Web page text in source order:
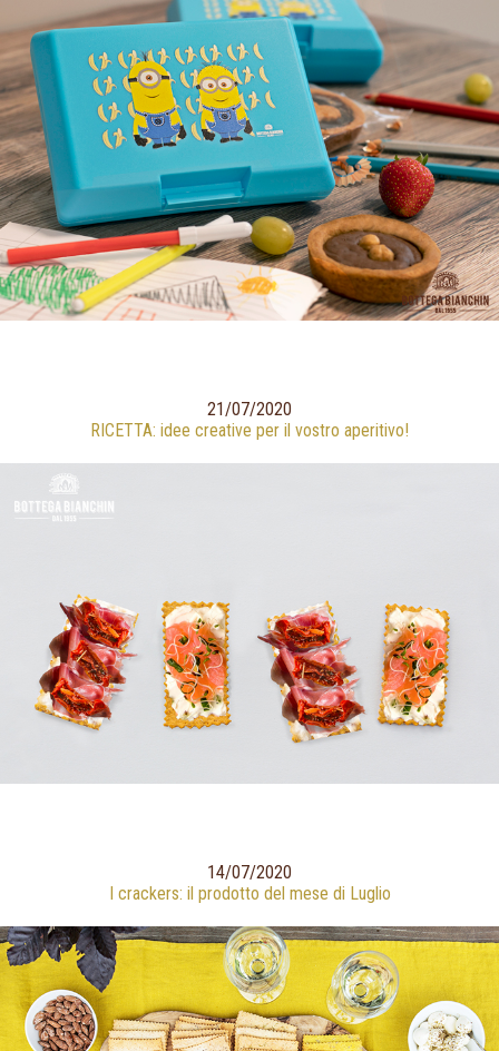
21/07/2020
RICETTA: idee creative per il vostro aperitivo!
14/07/2020
I crackers: il prodotto del mese di Luglio